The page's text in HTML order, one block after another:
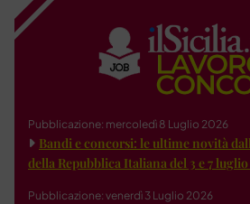
Pubblicazione: mercoledì 8 Luglio 2026
Bandi e concorsi: le ultime novità
della Repubblica Italiana del 3 e 7
Pubblicazione: venerdì 3 Luglio 2026